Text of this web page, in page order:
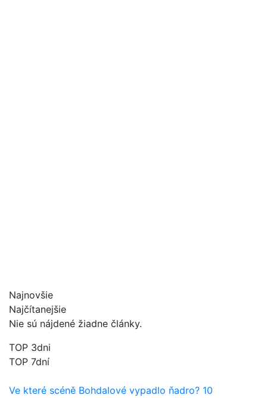
Najnovšie
Najčítanejšie
Nie sú nájdené žiadne články.
TOP 3dni
TOP 7dní
Ve které scéně Bohdalové vypadlo ňadro? 10